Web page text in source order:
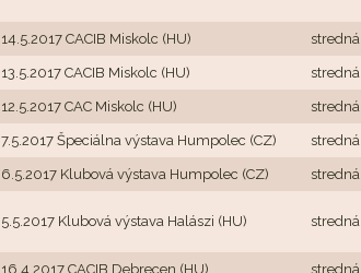
14.5.2017 CACIB Miskolc (HU) stredná
13.5.2017 CACIB Miskolc (HU) stredná
12.5.2017 CAC Miskolc (HU) stredná
7.5.2017 Špeciálna výstava Humpolec (CZ) stredná
6.5.2017 Klubová výstava Humpolec (CZ) stredná
5.5.2017 Klubová výstava Halászi (HU) stredná
16.4.2017 CACIB Debrecen (HU) stredná